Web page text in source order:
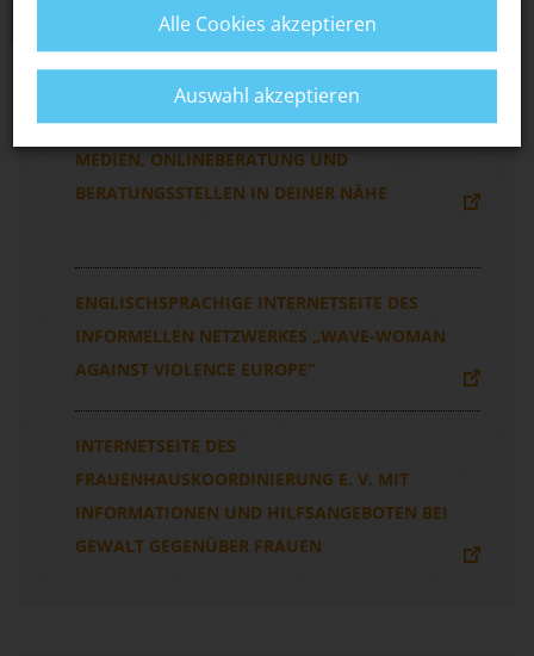
EIN JUGENDPORTAL ZUM THEMA
ZWANGSHEIRAT MIT INFORMATIONEN,
MEDIEN, ONLINEBERATUNG UND
BERATUNGSSTELLEN IN DEINER NÄHE
ENGLISCHSPRACHIGE INTERNETSEITE DES
INFORMELLEN NETZWERKES „WAVE-WOMAN
AGAINST VIOLENCE EUROPE“
INTERNETSEITE DES
FRAUENHAUSKOORDINIERUNG E. V. MIT
INFORMATIONEN UND HILFSANGEBOTEN BEI
GEWALT GEGENÜBER FRAUEN
Alle Cookies akzeptieren
Auswahl akzeptieren